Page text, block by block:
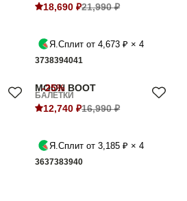
18,690 ₽21,990 ₽
Я.Сплит от 4,673 ₽ × 4
3738394041
-25%
MOON BOOT
БАЛЕТКИ
12,740 ₽16,990 ₽
Я.Сплит от 3,185 ₽ × 4
3637383940